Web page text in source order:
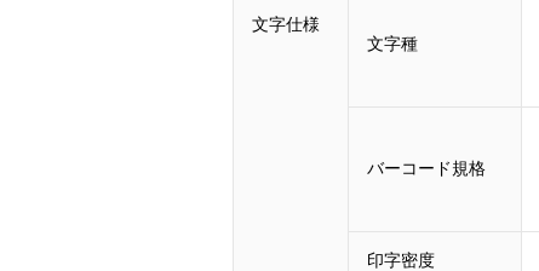
文字仕様
文字種
バーコード規格
印字密度